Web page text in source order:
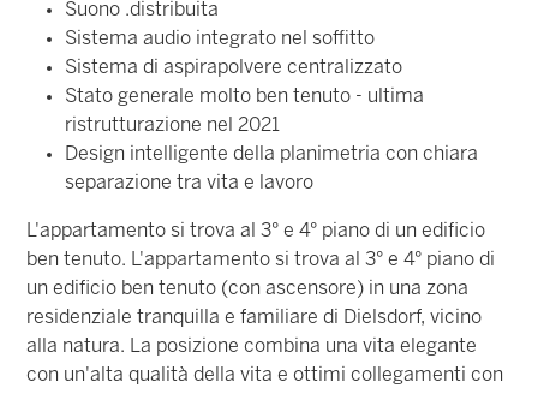
Suono .distribuita
Sistema audio integrato nel soffitto
Sistema di aspirapolvere centralizzato
Stato generale molto ben tenuto - ultima
ristrutturazione nel 2021
Design intelligente della planimetria con chiara
separazione tra vita e lavoro
L'appartamento si trova al 3° e 4° piano di un edificio
ben tenuto. L'appartamento si trova al 3° e 4° piano di
un edificio ben tenuto (con ascensore) in una zona
residenziale tranquilla e familiare di Dielsdorf, vicino
alla natura. La posizione combina una vita elegante
con un'alta qualità della vita e ottimi collegamenti con